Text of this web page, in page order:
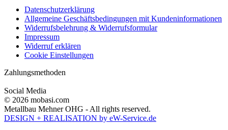
Datenschutzerklärung
Allgemeine Geschäftsbedingungen mit Kundeninformationen
Widerrufsbelehrung & Widerrufsformular
Impressum
Widerruf erklären
Cookie Einstellungen
Zahlungsmethoden
Social Media
© 2026 mobasi.com
Metallbau Mehner OHG - All rights reserved.
DESIGN + REALISATION by eW-Service.de